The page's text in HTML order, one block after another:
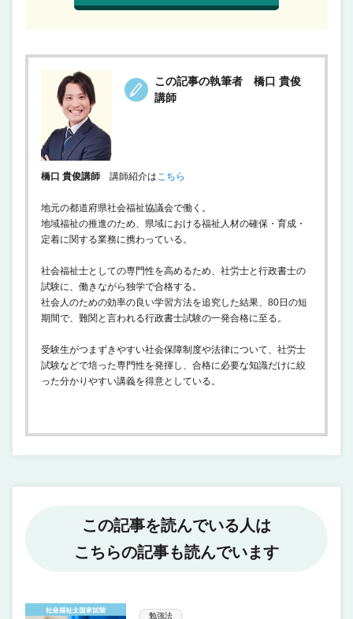
この記事の執筆者 橋口 貴俊
講師
橋口 貴俊講師 講師紹介はこちら
地元の都道府県社会福祉協議会で働く。
地域福祉の推進のため、県域における福祉人材の確保・育成・
定着に関する業務に携わっている。
社会福祉士としての専門性を高めるため、社労士と行政書士の
試験に、働きながら独学で合格する。
社会人のための効率の良い学習方法を追究した結果、80日の短
期間で、難関と言われる行政書士試験の一発合格に至る。
受験生がつまずきやすい社会保障制度や法律について、社労士
試験などで培った専門性を発揮し、合格に必要な知識だけに絞
った分かりやすい講義を得意としている。
この記事を読んでいる人は
こちらの記事も読んでいます
勉強法